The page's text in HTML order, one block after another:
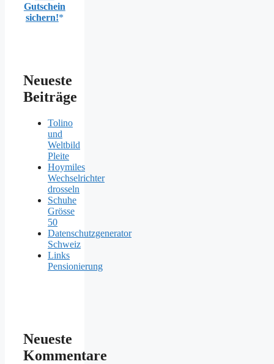
Gutschein
sichern!
Neueste
Beiträge
Tolino
und
Weltbild
Pleite
Hoymiles
Wechselrichter
drosseln
Schuhe
Grösse
50
Datenschutzgenerator
Schweiz
Links
Pensionierung
Neueste
Kommentare